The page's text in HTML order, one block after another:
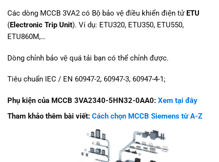
Các dòng MCCB 3VA2 có Bộ bảo vệ điều khiển điện tử ETU
(Electronic Trip Unit). Ví dụ: ETU320, ETU350, ETU550,
ETU860M,…
Dòng chỉnh bảo vệ quá tải bạn có thể chỉnh được.
Tiêu chuẩn IEC / EN 60947-2, 60947-3, 60947-4-1;
Phụ kiện của MCCB 3VA2340-5HN32-0AA0: Xem tại đây
Tham khảo thêm bài viết: Cách chọn MCCB Siemens từ A-Z